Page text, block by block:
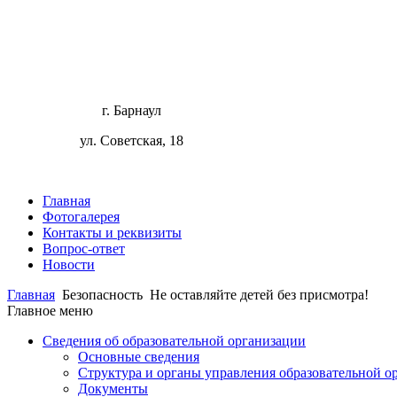
г. Барнаул
ул. Советская, 18
Главная
Фотогалерея
Контакты и реквизиты
Вопрос-ответ
Новости
Главная Безопасность Не оставляйте детей без присмотра!
Главное меню
Сведения об образовательной организации
Основные сведения
Структура и органы управления образовательной
Документы